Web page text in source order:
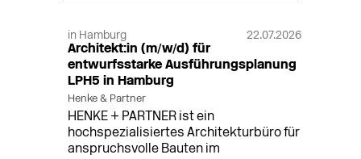
in Hamburg 22.07.2026
Architekt:in (m/w/d) für
entwurfsstarke Ausführungsplanung
LPH5 in Hamburg
Henke & Partner
HENKE + PARTNER ist ein
hochspezialisiertes Architekturbüro für
anspruchsvolle Bauten im